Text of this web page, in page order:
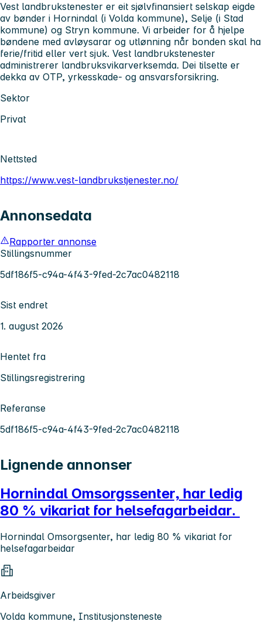
Vest landbrukstenester er eit sjølvfinansiert selskap eigde
av bønder i Hornindal (i Volda kommune), Selje (i Stad
kommune) og Stryn kommune. Vi arbeider for å hjelpe
bøndene med avløysarar og utlønning når bonden skal ha
ferie/fritid eller vert sjuk. Vest landbrukstenester
administrerer landbruksvikarverksemda. Dei tilsette er
dekka av OTP, yrkesskade- og ansvarsforsikring.
Sektor
Privat
Nettsted
https://www.vest-landbrukstjenester.no/
Annonsedata
Rapporter annonse
Stillingsnummer
5df186f5-c94a-4f43-9fed-2c7ac0482118
Sist endret
1. august 2026
Hentet fra
Stillingsregistrering
Referanse
5df186f5-c94a-4f43-9fed-2c7ac0482118
Lignende annonser
Hornindal Omsorgssenter, har ledig
80 % vikariat for helsefagarbeidar.
Hornindal Omsorgsenter, har ledig 80 % vikariat for
helsefagarbeidar
Arbeidsgiver
Volda kommune, Institusjonsteneste